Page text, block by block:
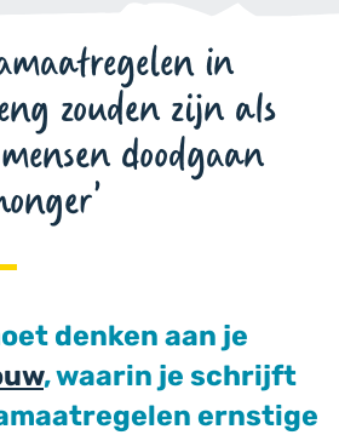
in
zouden zijn als
doodgaan
denken aan je
, waarin je schrijft
ernstige